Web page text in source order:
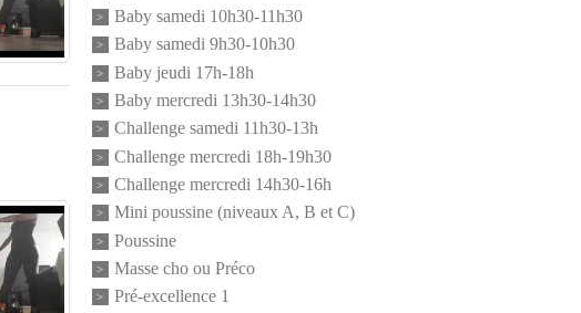
Baby samedi 10h30-11h30
Baby samedi 9h30-10h30
Baby jeudi 17h-18h
Baby mercredi 13h30-14h30
Challenge samedi 11h30-13h
Challenge mercredi 18h-19h30
Challenge mercredi 14h30-16h
Mini poussine (niveaux A, B et C)
Poussine
Masse cho ou Préco
Pré-excellence 1